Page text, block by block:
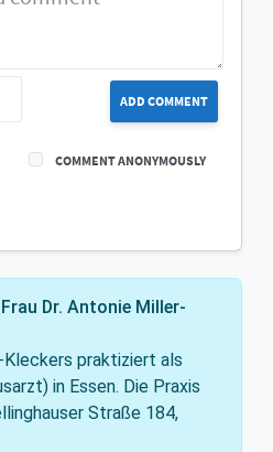
ADD COMMENT
COMMENT ANONYMOUSLY
Dr. Antonie Miller-
Kleckers praktiziert als
in Essen. Die Praxis
Straße 184,